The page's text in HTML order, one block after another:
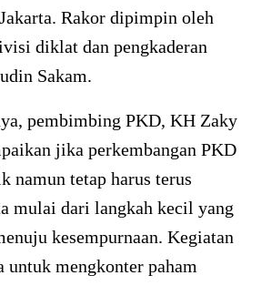
Rakor dipimpin oleh
diklat dan pengkaderan
Sakam.
pembimbing PKD, KH Zaky
jika perkembangan PKD
namun tetap harus terus
mulai dari langkah kecil yang
kesempurnaan. Kegiatan
mengkonter paham